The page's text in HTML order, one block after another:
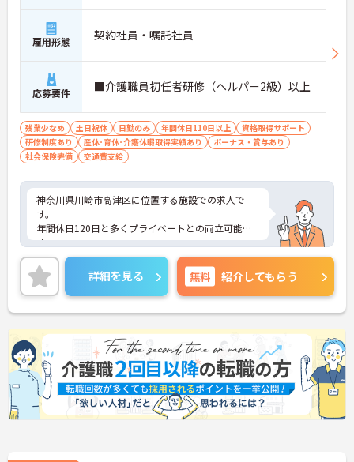
雇用形態 契約社員・嘱託社員
応募要件 ■介護職員初任者研修（ヘルパー2級）以上
残業少なめ 土日祝休 日勤のみ 年間休日110日以上
資格取得サポート
研修制度あり
産休･育休･介護休暇取得実績あり
ボーナス・賞与あり
社会保険完備
交通費支給
神奈川県川崎市高津区に位置する施設での求人で
す。
年間休日120日と多くプライベートとの両立可能で
す。
昇給・賞与ありであなたの頑張りがしっかり評価さ
れる職場です。
ご興味のある方は面接ポイントをお伝えしますの
で、お気軽にご連絡ください！
詳細を見る 無料 紹介してもらう